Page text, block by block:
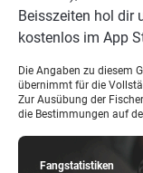
Fangstatistiken
Beisszeiten hol dir
kostenlos im App
Die Angaben zu diesem
übernimmt für die
Zur Ausübung der
die Bestimmungen auf